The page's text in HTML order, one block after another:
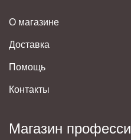
О магазине
Доставка
Помощь
Контакты
Магазин